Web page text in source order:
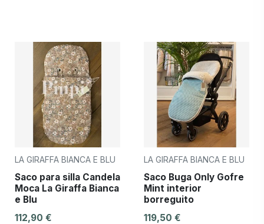
LA GIRAFFA BIANCA E BLU
Saco para silla Candela
Moca La Giraffa Bianca
e Blu
112,90 €
LA GIRAFFA BIANCA E BLU
Saco Buga Only Gofre
Mint interior
borreguito
119,50 €